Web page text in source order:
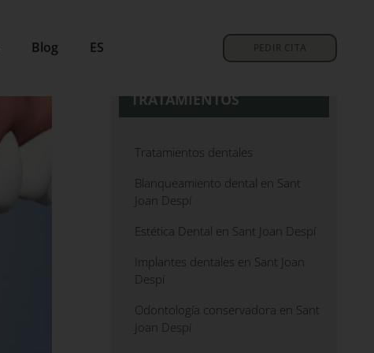
Blog ES PEDIR CITA
TRATAMIENTOS
Tratamientos dentales
Blanqueamiento dental en Sant
Joan Despí
Estética Dental en Sant Joan Despí
Implantes dentales en Sant Joan
Despí
Odontología conservadora en Sant
Joan Despí